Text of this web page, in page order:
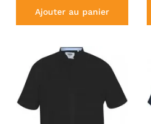
Ajouter au panier